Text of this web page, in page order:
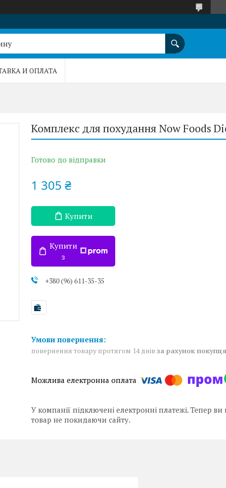
И ОПЛАТА
Комплекс для похудання Now Foods
Готово до відправки
1 305 ₴
Купити
Купити
з
+380 (96) 611-35-35
повернення товару протягом 14 днів за рахунок покупця
У компанії підключені електронні платежі. Тепер
товар не покидаючи сайту.